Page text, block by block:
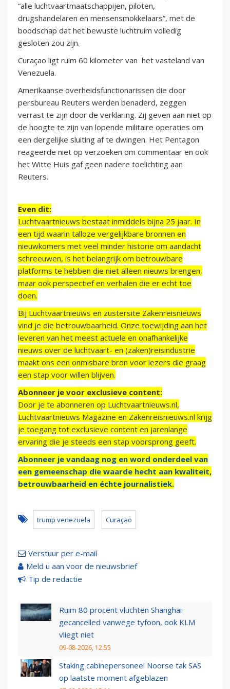
“alle luchtvaartmaatschappijen, piloten,
drugshandelaren en mensensmokkelaars”, met de
boodschap dat het bewuste luchtruim volledig
gesloten zou zijn.
Curaçao ligt ruim 60 kilometer van het vasteland van
Venezuela.
Amerikaanse overheidsfunctionarissen die door
persbureau Reuters werden benaderd, zeggen
verrast te zijn door de verklaring. Zij geven aan niet op
de hoogte te zijn van lopende militaire operaties om
een dergelijke sluiting af te dwingen. Het Pentagon
reageerde niet op verzoeken om commentaar en ook
het Witte Huis gaf geen nadere toelichting aan
Reuters.
Even dit:
Luchtvaartnieuws bestaat inmiddels bijna 25 jaar. In
een tijd waarin talloze vergelijkbare bronnen en
nieuwkomers met veel minder historie om aandacht
schreeuwen, is het belangrijk om betrouwbare
platforms te hebben die niet alleen nieuws brengen,
maar ook perspectief en verhalen die er echt toe
doen.
Bij Luchtvaartnieuws en zustersite Zakenreisnieuws
vind je die betrouwbaarheid. Onze toewijding aan het
leveren van het meest actuele en onafhankelijke
nieuws over de luchtvaart- en (zaken)reisindustrie
maakt ons een onmisbare bron voor lezers die graag
een stap voor willen blijven.
Abonneer je voor exclusieve content:
Door je te abonneren op Luchtvaartnieuws.nl,
Luchtvaartnieuws Magazine en Zakenreisnieuws.nl krijg
je toegang tot exclusieve content en jarenlange
ervaring die je steeds een stap voorsprong geeft.
Abonneer je vandaag nog en word onderdeel van
een gemeenschap die waarde hecht aan kwaliteit,
betrouwbaarheid en échte journalistiek.
trump venezuela Curaçao
Verstuur per e-mail
Meld u aan voor de nieuwsbrief
Tip de redactie
Ruim 80 procent vluchten Shanghai
gecancelled vanwege tyfoon, ook KLM
vliegt niet
09-08-2026, 12:55
Staking cabinepersoneel Noorse tak SAS
op laatste moment afgeblazen